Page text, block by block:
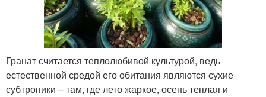
Гранат считается теплолюбивой культурой, ведь
естественной средой его обитания являются сухие
субтропики – там, где лето жаркое, осень теплая и